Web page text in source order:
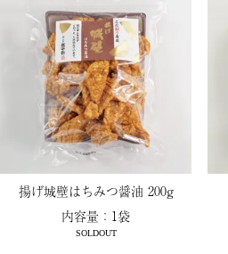
揚げ城壁はちみつ醤油 200g
内容量：1袋
SOLDOUT